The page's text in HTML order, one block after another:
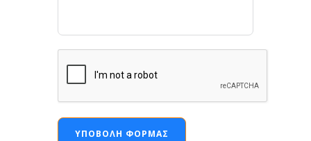
ΥΠΟΒΟΛΉ ΦΌΡΜΑΣ